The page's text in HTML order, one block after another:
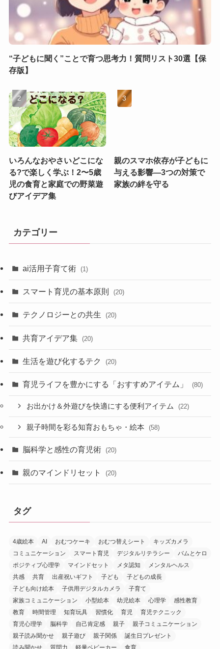
“子どもに聞く”ことで育つ思考力！質問リスト30選【保
存版】
いろんなおやさいどこにな
る?で楽しく学ぶ！2〜5歳
児の食育と家庭での野菜遊
びアイデア集
親のスマホ依存が子どもに
与える影響—3つの対策で
家族の絆を守る
カテゴリー
ai活用子育て術 (1)
スマート育児の基本原則 (20)
テクノロジーとの共生 (20)
共育アイデア集 (20)
生活を遊び化するテク (20)
育児ライフを豊かにする「おすすめアイテム」 (80)
お出かけ＆外遊びを快適にする便利アイテム (22)
親子時間を彩る知育おもちゃ・絵本 (58)
脳科学と感性の育児術 (20)
親のマインドリセット (20)
タグ
4歳絵本 AI おむつケーキ おむつ替えシート
キッズカメラ
コミュニケーション
スマート育児 デジタルリテラシー
バムとケロ
ポジティブ心理学
マインドセット メタ認知
メンタルヘルス
共感
共育 出産祝いギフト 子ども
子どもの成長
子ども向け絵本
子供用デジタルカメラ
子育て
家族コミュニケーション
小型絵本 幼児絵本 心理学
感性教育
教育
時間管理 知育玩具 習慣化 育児
育児テクニック
育児心理学
脳科学 自己肯定感 親子
親子コミュニケーション
親子読み聞かせ
親子遊び 親子関係
誕生日プレゼント
読み聞かせ
質問力 軽量ベビーカー 食育